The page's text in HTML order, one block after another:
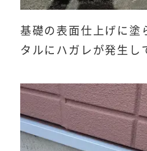
基礎の表面仕上げに塗
タルにハガレが発生し